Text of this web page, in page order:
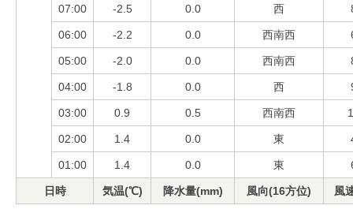
07:00 -2.5 0.0 西
06:00 -2.2 0.0 西南西
05:00 -2.0 0.0 西南西
04:00 -1.8 0.0 西
03:00 0.9 0.5 西南西
02:00 1.4 0.0 東
01:00 1.4 0.0 東
日時 気温(℃) 降水量(mm) 風向(16方位) 風